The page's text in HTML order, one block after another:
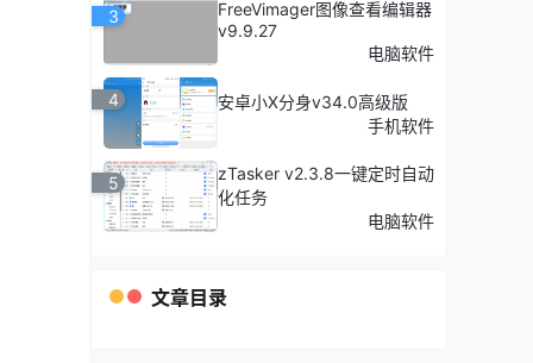
3
FreeVimager图像查看编辑器
v9.9.27
电脑软件
4
安卓小X分身v34.0高级版
手机软件
5
zTasker v2.3.8一键定时自动
化任务
电脑软件
文章目录